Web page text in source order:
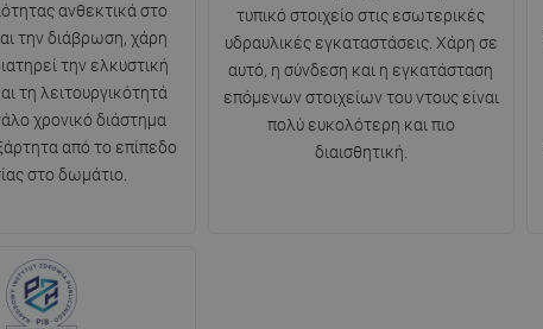
ανθεκτικά στο
την διάβρωση, χάρη
την ελκυστική
τη λειτουργικότητά
χρονικό διάστημα
από το επίπεδο
στο δωμάτιο.
τυπικό στοιχείο στις εσωτερικές
υδραυλικές εγκαταστάσεις. Χάρη σε
αυτό, η σύνδεση και η εγκατάσταση
επόμενων στοιχείων του ντους είναι
πολύ ευκολότερη και πιο
διαισθητική.